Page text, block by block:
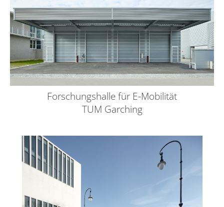
Forschungshalle für E-Mobilität
TUM Garching